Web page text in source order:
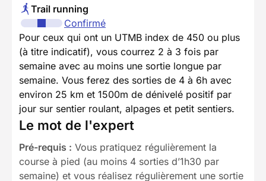
Trail running
Confirmé
Pour ceux qui ont un UTMB index de 450 ou plus
(à titre indicatif), vous courrez 2 à 3 fois par
semaine avec au moins une sortie longue par
semaine. Vous ferez des sorties de 4 à 6h avec
environ 25 km et 1500m de dénivelé positif par
jour sur sentier roulant, alpages et petit sentiers.
Le mot de l'expert
Pré-requis : Vous pratiquez régulièrement la
course à pied (au moins 4 sorties d’1h30 par
semaine) et vous réalisez régulièrement une sortie